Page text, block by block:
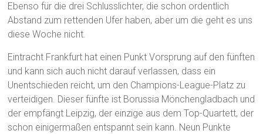
Ebenso für die drei Schlusslichter, die schon ordentlich
Abstand zum rettenden Ufer haben, aber um die geht es uns
diese Woche nicht.
Eintracht Frankfurt hat einen Punkt Vorsprung auf den fünften
und kann sich auch nicht darauf verlassen, dass ein
Unentschieden reicht, um den Champions-League-Platz zu
verteidigen. Dieser fünfte ist Borussia Mönchengladbach und
der empfängt Leipzig, der einzige aus dem Top-Quartett, der
schon einigermaßen entspannt sein kann. Neun Punkte